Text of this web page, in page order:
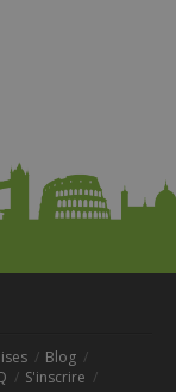
Blog
S'inscrire